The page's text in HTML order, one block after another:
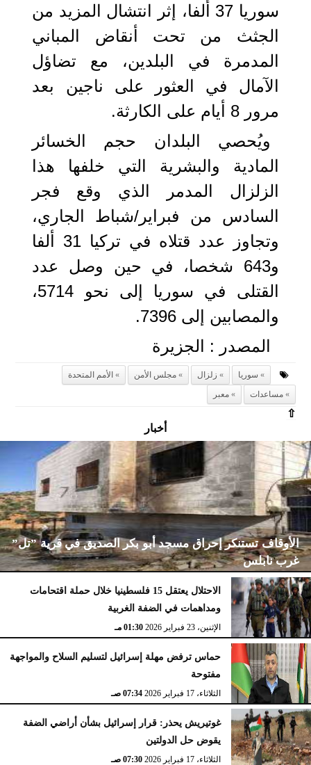
سوريا 37 ألفا، إثر انتشال المزيد من
الجثث من تحت أنقاض المباني
المدمرة في البلدين، مع تضاؤل
الآمال في العثور على ناجين بعد
مرور 8 أيام على الكارثة.
ويُحصي البلدان حجم الخسائر
المادية والبشرية التي خلفها هذا
الزلزال المدمر الذي وقع فجر
السادس من فبراير/شباط الجاري،
وتجاوز عدد قتلاه في تركيا 31 ألفا
و643 شخصا، في حين وصل عدد
القتلى في سوريا إلى نحو 5714،
والمصابين إلى 7396.
المصدر : الجزيرة
سوريا زلزال مجلس الأمن
الأمم المتحدة
مساعدات
معبر
⇧
أخبار
الأوقاف تستنكر إحراق مسجد أبو بكر الصديق في قرية ”تل”
غرب نابلس
الإثنين، 23 فبراير 2026 02:15 مـ
الاحتلال يعتقل 15 فلسطينيا خلال حملة اقتحامات
ومداهمات في الضفة الغربية
الإثنين، 23 فبراير 2026 01:30 مـ
حماس ترفض مهلة إسرائيل لتسليم السلاح والمواجهة
مفتوحة
الثلاثاء، 17 فبراير 2026 07:34 صـ
غوتيريش يحذر: قرار إسرائيل بشأن أراضي الضفة
يقوض حل الدولتين
الثلاثاء، 17 فبراير 2026 07:30 صـ